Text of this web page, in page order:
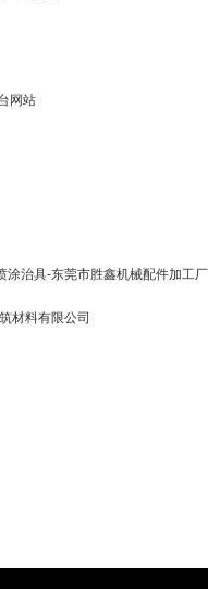
网站
涂治具-东莞市胜鑫机械配件加工厂
材料有限公司